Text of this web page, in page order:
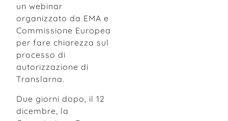
un webinar
organizzato da EMA e
Commissione Europea
per fare chiarezza sul
processo di
autorizzazione di
Translarna.
Due giorni dopo, il 12
dicembre, la